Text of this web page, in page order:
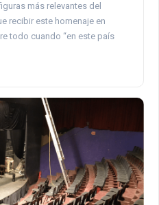
más relevantes del
recibir este homenaje en
todo cuando “en este país